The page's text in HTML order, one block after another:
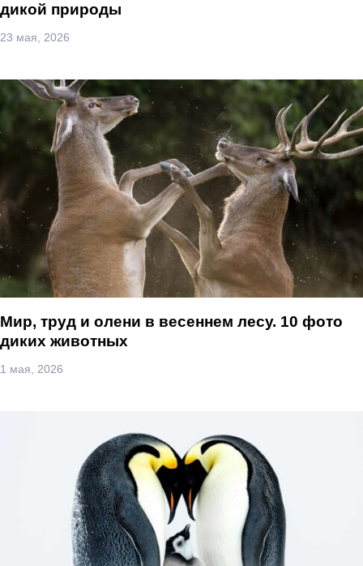
дикой природы
23 мая, 2026
Мир, труд и олени в весеннем лесу. 10 фото
диких животных
1 мая, 2026